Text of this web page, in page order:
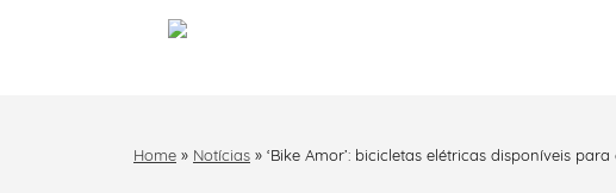
Home » Notícias » ‘Bike Amor’: bicicletas elétricas disponíveis